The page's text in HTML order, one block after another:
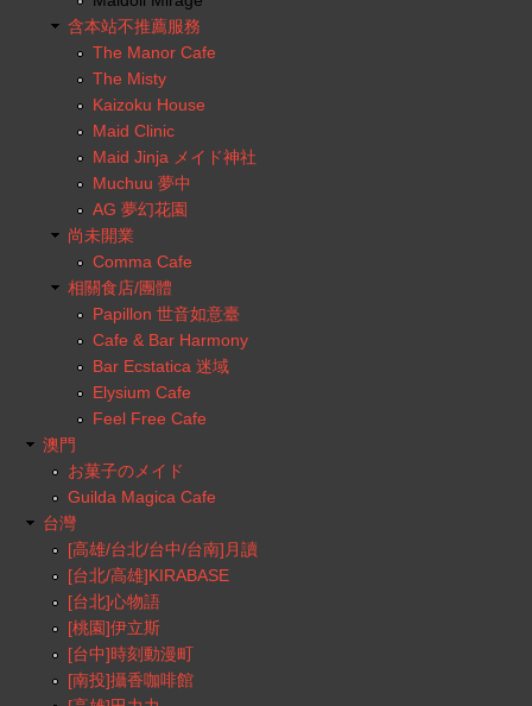
含本站不推薦服務
The Manor Cafe
The Misty
Kaizoku House
Maid Clinic
Maid Jinja メイド神社
Muchuu 夢中
AG 夢幻花園
尚未開業
Comma Cafe
相關食店/團體
Papillon 世音如意臺
Cafe & Bar Harmony
Bar Ecstatica 迷域
Elysium Cafe
Feel Free Cafe
澳門
お菓子のメイド
Guilda Magica Cafe
台灣
[高雄/台北/台中/台南]月讀
[台北/高雄]KIRABASE
[台北]心物語
[桃園]伊立斯
[台中]時刻動漫町
[南投]攝香咖啡館